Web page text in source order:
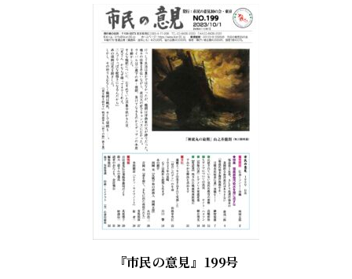
『市民の意見』199号